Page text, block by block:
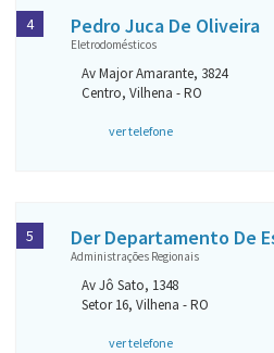
Pedro Juca De Oliveira
Eletrodomésticos
Av Major Amarante, 3824
Centro, Vilhena - RO
ver telefone
4
Der Departamento De
Administrações Regionais
Av Jô Sato, 1348
Setor 16, Vilhena - RO
ver telefone
5